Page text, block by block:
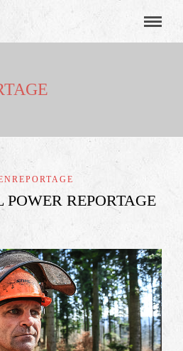
REPORTAGE